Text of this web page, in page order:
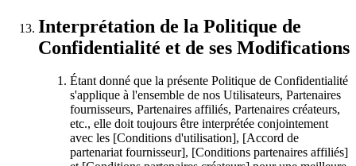
Interprétation de la Politique de
Confidentialité et de ses Modifications
Étant donné que la présente Politique de Confidentialité
s'applique à l'ensemble de nos Utilisateurs, Partenaires
fournisseurs, Partenaires affiliés, Partenaires créateurs,
etc., elle doit toujours être interprétée conjointement
avec les [Conditions d'utilisation], [Accord de
partenariat fournisseur], [Conditions partenaires affiliés]